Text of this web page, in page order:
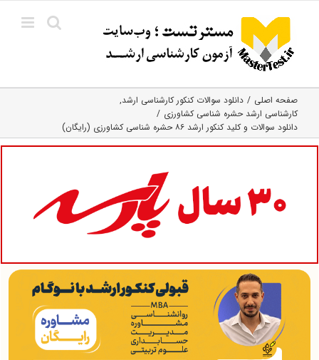
content
صفحه اصلی
دانلود سوالات کنکور کارشناسی ارشد
کارشناسی ارشد حشره‌ شناسی کشاورزی
دانلود سوالات و کلید کنکور ارشد ۸۶ حشره‌ شناسی کشاورزی (رایگان)